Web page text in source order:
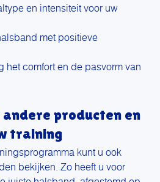
en intensiteit voor uw
met positieve
het comfort en de pasvorm van
andere producten en
training
kunt u ook
bekijken. Zo heeft u voor